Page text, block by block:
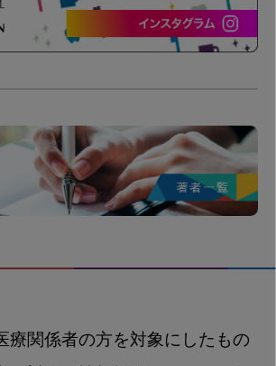
療関係者の方を対象にしたもの